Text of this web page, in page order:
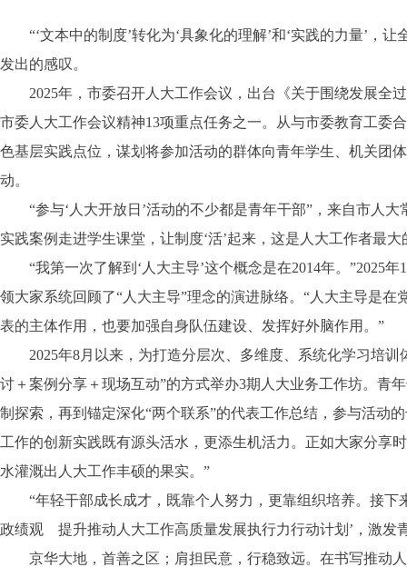
“‘文本中的制度’转化为‘具象化的理解’和‘实践的力量’，
发出的感叹。
2025年，市委召开人大工作会议，出台《关于围绕发展全
市委人大工作会议精神13项重点任务之一。从与市委教育工委
色基层实践点位，谋划将参加活动的群体向青年学生、机关团
动。
“参与‘人大开放日’活动的不少都是青年干部”，来自市人大
实践案例走进学生课堂，让制度‘活’起来，这是人大工作者最大
“我第一次了解到‘人大主导’这个概念是在2014年。”2025
领大家系统回顾了“人大主导”理念的演进脉络。“人大主导是
表的主体作用，也要加强自身队伍建设、发挥好外脑作用。”
2025年8月以来，为打造分层次、多维度、系统化学习培训
讨＋案例分享＋现场互动”的方式举办3期人大业务工作坊。青
制探索，再到锚定深化“两个联系”的代表工作总结，参与活动
工作的创新实践既有源头活水，更添生机活力。正如大家分享
水灌溉出人大工作丰硕的果实。”
“年轻干部成长成才，既靠个人努力，更靠组织培养。接下
政绩观 提升推动人大工作高质量发展执行力行动计划’，激发
京华大地，首善之区；肩担民意，行稳致远。在书写推动人